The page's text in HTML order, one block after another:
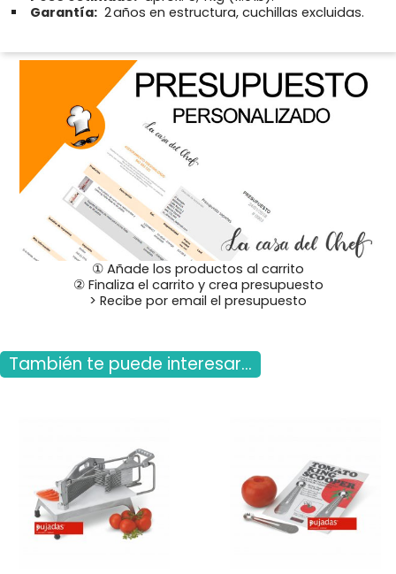
Garantía: 2 años en estructura, cuchillas excluidas.
① Añade los productos al carrito
② Finaliza el carrito y crea presupuesto
> Recibe por email el presupuesto
También te puede interesar...